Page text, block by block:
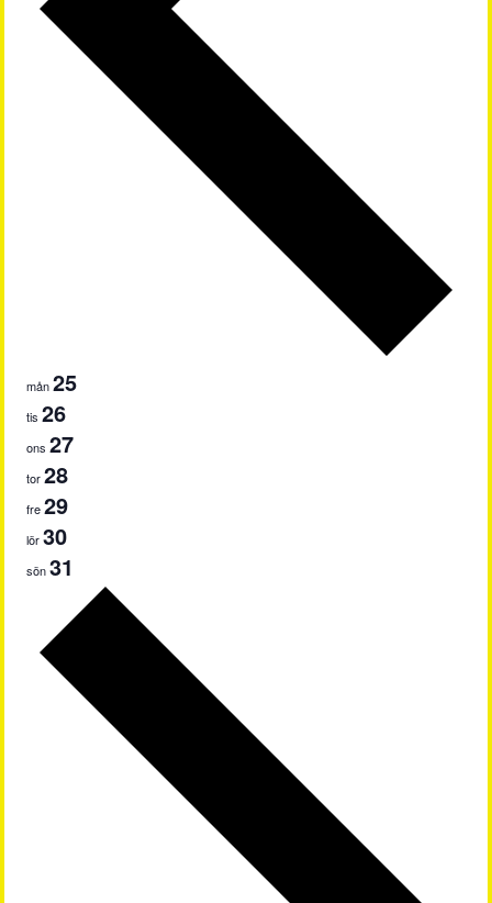
mån25
tis 26
ons 27
tor28
fre29
lör30
sön31
vecka